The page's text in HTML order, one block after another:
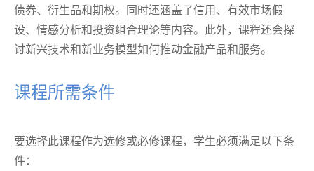
债券、衍生品和期权。同时还涵盖了信用、有效市场假
设、情感分析和投资组合理论等内容。此外，课程还会探
讨新兴技术和新业务模型如何推动金融产品和服务。
课程所需条件
要选择此课程作为选修或必修课程，学生必须满足以下条
件：